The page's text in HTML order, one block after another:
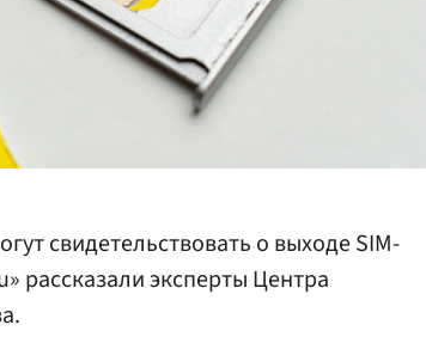
свидетельствовать о выходе SIM-
рассказали эксперты Центра